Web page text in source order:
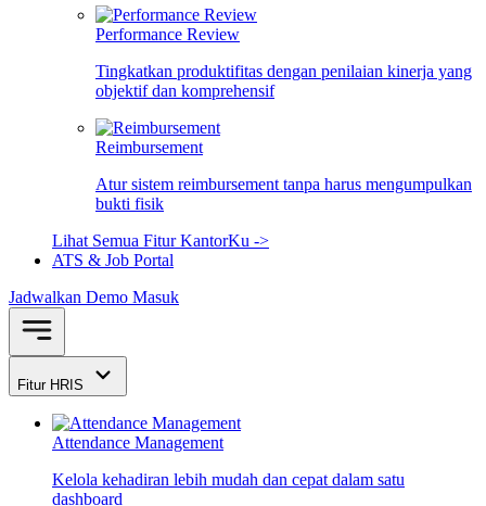
Performance Review
Tingkatkan produktifitas dengan penilaian kinerja yang
objektif dan komprehensif
Reimbursement
Atur sistem reimbursement tanpa harus mengumpulkan
bukti fisik
Lihat Semua Fitur KantorKu ->
ATS & Job Portal
Jadwalkan Demo Masuk
Fitur HRIS
Attendance Management
Kelola kehadiran lebih mudah dan cepat dalam satu
dashboard